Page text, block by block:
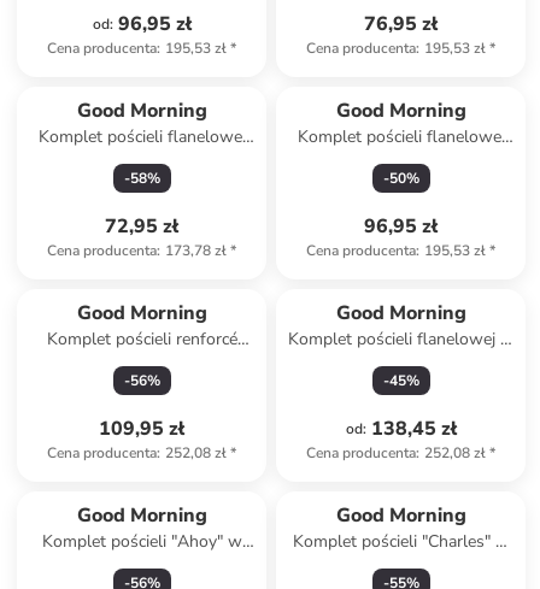
od: 96,95 zł
Cena producenta: 195,53 zł*
76,95 zł
Cena producenta: 195,53 zł*
Good Morning
Komplet pościeli flanelowej
"Barro" w kolorze beżowym
-58%
72,95 zł
Cena producenta: 173,78 zł*
Good Morning
Komplet pościeli flanelowej
"Toss" w kolorze biało-
błękitnym
-50%
96,95 zł
Cena producenta: 195,53 zł*
Good Morning
Komplet pościeli renforcé
"Vesper" w kolorze kremowo-
szarym
-56%
109,95 zł
Cena producenta: 252,08 zł*
Good Morning
Komplet pościeli flanelowej w
kolorze jasnoszarym
-45%
od: 138,45 zł
Cena producenta: 252,08 zł*
Good Morning
Komplet pościeli "Ahoy" w
kolorze biało-błękitnym
-56%
Good Morning
Komplet pościeli "Charles" w
kolorze błękitno-szarym
-55%